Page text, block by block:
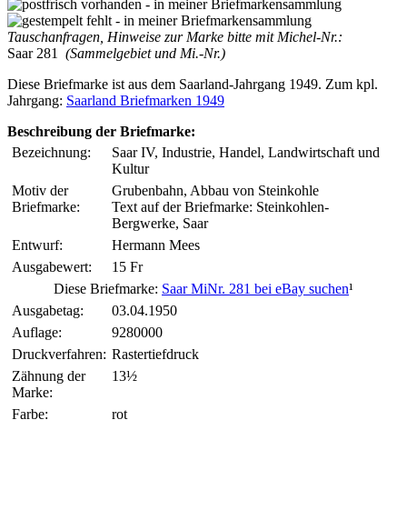
Tauschanfragen, Hinweise zur Marke bitte mit Michel-Nr.:
Saar 281
(Sammelgebiet und Mi.-Nr.)
Diese Briefmarke ist aus dem Saarland-Jahrgang 1949. Zum kpl.
Jahrgang: Saarland Briefmarken 1949
Beschreibung der Briefmarke:
Bezeichnung:
Saar IV, Industrie, Handel, Landwirtschaft und
Kultur
Motiv der
Briefmarke:
Grubenbahn, Abbau von Steinkohle
Text auf der Briefmarke: Steinkohlen-
Bergwerke, Saar
Entwurf:
Hermann Mees
Ausgabewert:
15 Fr
Diese Briefmarke: Saar MiNr. 281 bei eBay suchen¹
Ausgabetag:
03.04.1950
Auflage:
9280000
Druckverfahren: Rastertiefdruck
Zähnung der
Marke:
13½
Farbe: rot